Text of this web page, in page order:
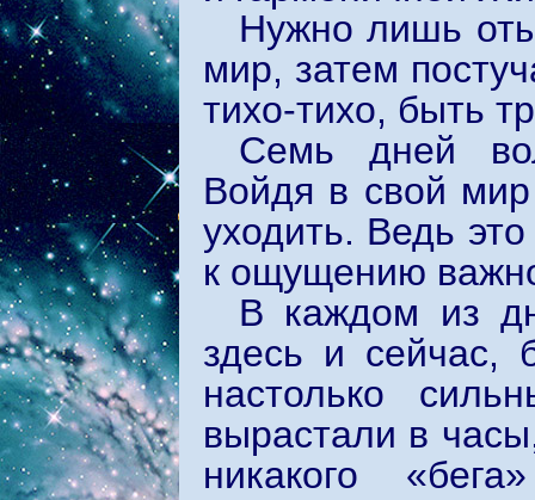
Нужно лишь
мир, затем
тихо-тихо, быть
Семь дней
Войдя в свой
уходить. Ведь
к ощущению
В каждом из
здесь и сейчас,
настолько
вырастали в
никакого